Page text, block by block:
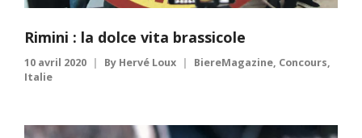
Rimini : la dolce vita brassicole
10 avril 2020 By Hervé Loux BiereMagazine, Concours,
Italie